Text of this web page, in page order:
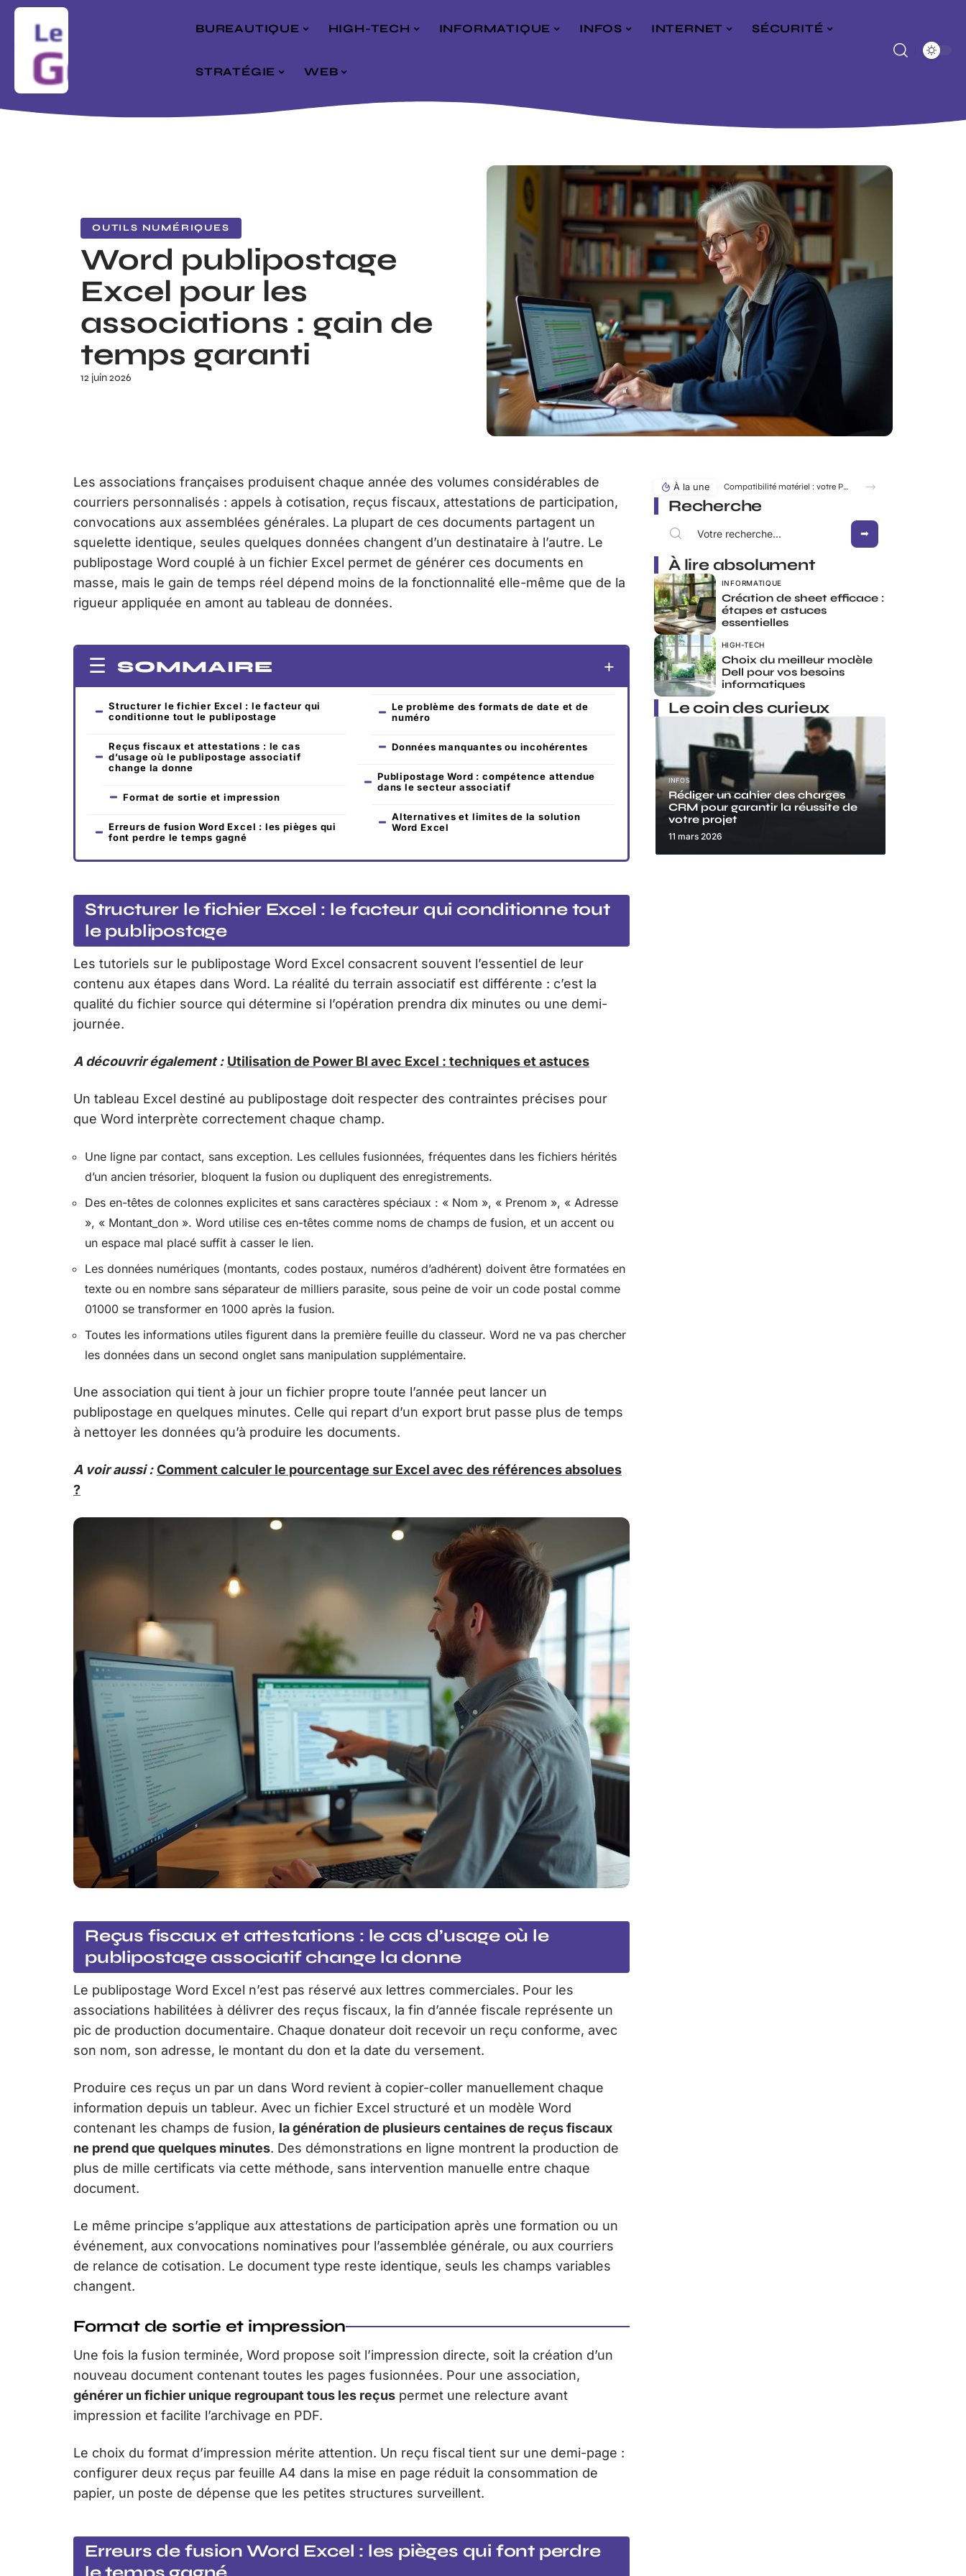
BUREAUTIQUE HIGH-TECH INFORMATIQUE INFOS INTERNET SÉCURITÉ
STRATÉGIE WEB
OUTILS NUMÉRIQUES
Word publipostage
Excel pour les
associations : gain de
temps garanti
12 juin 2026
Les associations françaises produisent chaque année des volumes considérables de
courriers personnalisés : appels à cotisation, reçus fiscaux, attestations de participation,
convocations aux assemblées générales. La plupart de ces documents partagent un
squelette identique, seules quelques données changent d’un destinataire à l’autre. Le
publipostage Word couplé à un fichier Excel permet de générer ces documents en
masse, mais le gain de temps réel dépend moins de la fonctionnalité elle-même que de la
rigueur appliquée en amont au tableau de données.
SOMMAIRE
Structurer le fichier Excel : le facteur qui
conditionne tout le publipostage
Reçus fiscaux et attestations : le cas
d’usage où le publipostage associatif
change la donne
Format de sortie et impression
Erreurs de fusion Word Excel : les pièges qui
font perdre le temps gagné
Le problème des formats de date et de
numéro
Données manquantes ou incohérentes
Publipostage Word : compétence attendue
dans le secteur associatif
Alternatives et limites de la solution
Word Excel
Structurer le fichier Excel : le facteur qui conditionne tout
le publipostage
Les tutoriels sur le publipostage Word Excel consacrent souvent l’essentiel de leur
contenu aux étapes dans Word. La réalité du terrain associatif est différente : c’est la
qualité du fichier source qui détermine si l’opération prendra dix minutes ou une demi-
journée.
A découvrir également : Utilisation de Power BI avec Excel : techniques et astuces
Un tableau Excel destiné au publipostage doit respecter des contraintes précises pour
que Word interprète correctement chaque champ.
Une ligne par contact, sans exception. Les cellules fusionnées, fréquentes dans les fichiers hérités
d’un ancien trésorier, bloquent la fusion ou dupliquent des enregistrements.
Des en-têtes de colonnes explicites et sans caractères spéciaux : « Nom », « Prenom », « Adresse
», « Montant_don ». Word utilise ces en-têtes comme noms de champs de fusion, et un accent ou
un espace mal placé suffit à casser le lien.
Les données numériques (montants, codes postaux, numéros d’adhérent) doivent être formatées en
texte ou en nombre sans séparateur de milliers parasite, sous peine de voir un code postal comme
01000 se transformer en 1000 après la fusion.
Toutes les informations utiles figurent dans la première feuille du classeur. Word ne va pas chercher
les données dans un second onglet sans manipulation supplémentaire.
Une association qui tient à jour un fichier propre toute l’année peut lancer un
publipostage en quelques minutes. Celle qui repart d’un export brut passe plus de temps
à nettoyer les données qu’à produire les documents.
A voir aussi : Comment calculer le pourcentage sur Excel avec des références absolues
?
Reçus fiscaux et attestations : le cas d’usage où le
publipostage associatif change la donne
Le publipostage Word Excel n’est pas réservé aux lettres commerciales. Pour les
associations habilitées à délivrer des reçus fiscaux, la fin d’année fiscale représente un
pic de production documentaire. Chaque donateur doit recevoir un reçu conforme, avec
son nom, son adresse, le montant du don et la date du versement.
Produire ces reçus un par un dans Word revient à copier-coller manuellement chaque
information depuis un tableur. Avec un fichier Excel structuré et un modèle Word
contenant les champs de fusion, la génération de plusieurs centaines de reçus fiscaux
ne prend que quelques minutes. Des démonstrations en ligne montrent la production de
plus de mille certificats via cette méthode, sans intervention manuelle entre chaque
document.
Le même principe s’applique aux attestations de participation après une formation ou un
événement, aux convocations nominatives pour l’assemblée générale, ou aux courriers
de relance de cotisation. Le document type reste identique, seuls les champs variables
changent.
Format de sortie et impression
Une fois la fusion terminée, Word propose soit l’impression directe, soit la création d’un
nouveau document contenant toutes les pages fusionnées. Pour une association,
générer un fichier unique regroupant tous les reçus permet une relecture avant
impression et facilite l’archivage en PDF.
Le choix du format d’impression mérite attention. Un reçu fiscal tient sur une demi-page :
configurer deux reçus par feuille A4 dans la mise en page réduit la consommation de
papier, un poste de dépense que les petites structures surveillent.
Erreurs de fusion Word Excel : les pièges qui font perdre
À la une Compatibilité matériel : votre PC supporte-t-il vraiment win7 Download ISO ?
Recherche
À lire absolument
INFORMATIQUE
Création de sheet efficace :
étapes et astuces
essentielles
HIGH-TECH
Choix du meilleur modèle
Dell pour vos besoins
informatiques
Le coin des curieux
INFOS
Rédiger un cahier des charges
CRM pour garantir la réussite de
votre projet
11 mars 2026